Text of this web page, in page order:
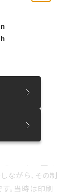
ながら、その制
。当時は印刷